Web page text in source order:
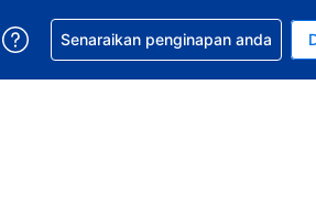
anda. Mata wang semasa anda
anda. Bahasa semasa anda
Dapatkan bantuan bagi tempahan
Senaraikan penginapan anda